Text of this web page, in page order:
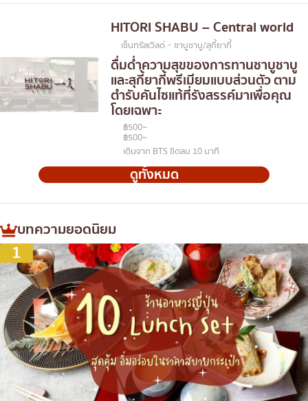
HITORI SHABU – Central world
เซ็นทรัลเวิลด์・ชาบูชาบู/สุกี้ยากี้
ดื่มด่ำความสุขของการทานชาบูชาบู
และสุกี้ยากี้พรีเมียมแบบส่วนตัว ตาม
ตำรับคันไซแท้ที่รังสรรค์มาเพื่อคุณ
โดยเฉพาะ
฿500~
฿500~
เดินจาก BTS ชิดลม 10 นาที
ดูทั้งหมด
บทความยอดนิยม
1